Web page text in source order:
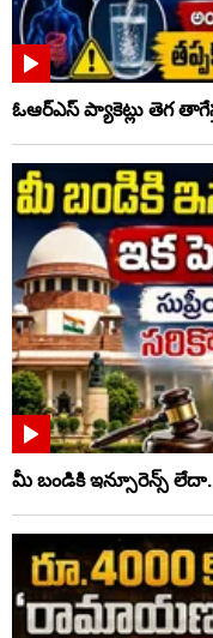
ఓఆర్‌ఎస్‌ ప్యాకెట్లు తెగ
మీ బండికి ఇన్సూరెన్స్ లేదా..